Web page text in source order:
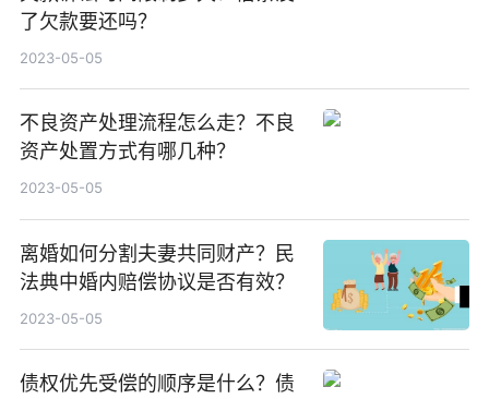
了欠款要还吗？
2023-05-05
不良资产处理流程怎么走？不良
资产处置方式有哪几种？
2023-05-05
离婚如何分割夫妻共同财产？民
法典中婚内赔偿协议是否有效？
2023-05-05
债权优先受偿的顺序是什么？债